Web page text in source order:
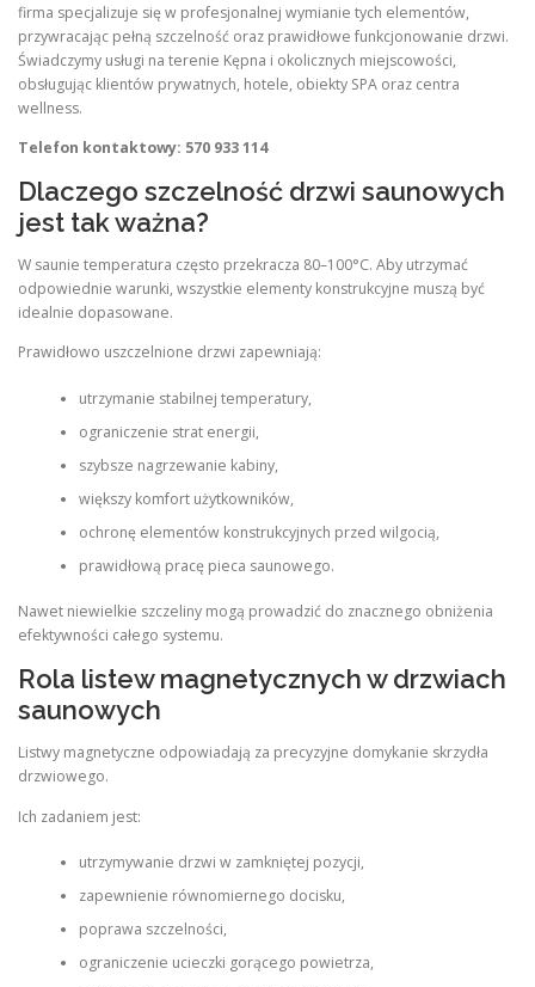
firma specjalizuje się w profesjonalnej wymianie tych elementów,
przywracając pełną szczelność oraz prawidłowe funkcjonowanie drzwi.
Świadczymy usługi na terenie Kępna i okolicznych miejscowości,
obsługując klientów prywatnych, hotele, obiekty SPA oraz centra
wellness.
Telefon kontaktowy: 570 933 114
Dlaczego szczelność drzwi saunowych
jest tak ważna?
W saunie temperatura często przekracza 80–100°C. Aby utrzymać
odpowiednie warunki, wszystkie elementy konstrukcyjne muszą być
idealnie dopasowane.
Prawidłowo uszczelnione drzwi zapewniają:
utrzymanie stabilnej temperatury,
ograniczenie strat energii,
szybsze nagrzewanie kabiny,
większy komfort użytkowników,
ochronę elementów konstrukcyjnych przed wilgocią,
prawidłową pracę pieca saunowego.
Nawet niewielkie szczeliny mogą prowadzić do znacznego obniżenia
efektywności całego systemu.
Rola listew magnetycznych w drzwiach
saunowych
Listwy magnetyczne odpowiadają za precyzyjne domykanie skrzydła
drzwiowego.
Ich zadaniem jest:
utrzymywanie drzwi w zamkniętej pozycji,
zapewnienie równomiernego docisku,
poprawa szczelności,
ograniczenie ucieczki gorącego powietrza,